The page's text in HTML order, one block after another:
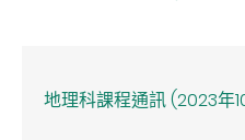
地理科課程通訊 (2023年